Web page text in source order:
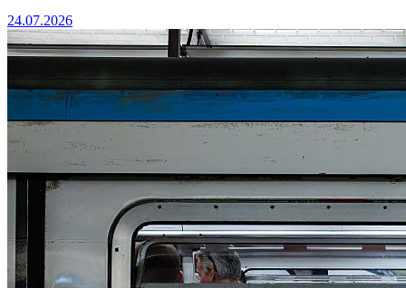
24.07.2026